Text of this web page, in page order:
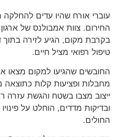
עוברי אורח שהיו עדים להחלקה
החירום. צוות אמבולנס של ארגון
בקרבת מקום, הגיע לזירה בתוך
טיפול רפואי מציל חיים.
החובשים שהגיעו למקום מצאו
מחבלות ופציעות קלות
ייצוב מצבו בשטח והגשת עזרה
ובדיקות מדדים, הוחלט על
החולים.